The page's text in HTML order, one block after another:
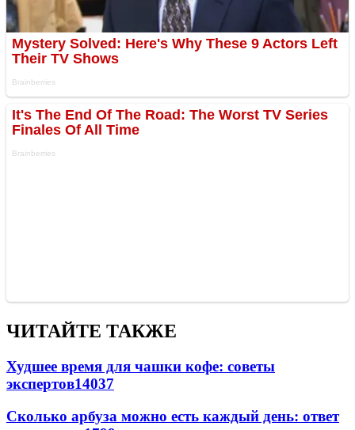
ЧИТАЙТЕ ТАКЖЕ
Худшее время для чашки кофе: советы
экспертов14037
Сколько арбуза можно есть каждый день: ответ